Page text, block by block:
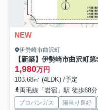
NEW
伊勢崎市曲沢町
1,980万円
103.68㎡ (4LDK) /予定
両毛線「岩宿」駅 徒歩68分
プロパンガス 陽当り良好